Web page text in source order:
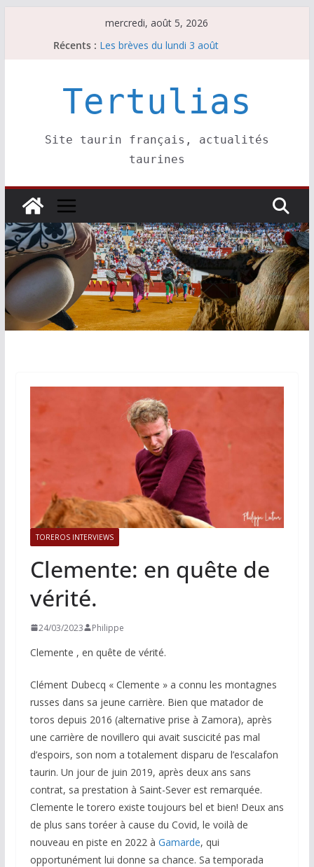
mercredi, août 5, 2026
Récents :
La Sokamuturra de Pasai Donibane
Les brèves du lundi 3 août
Les brèves du mardi 4 août
Tertulias
Site taurin français, actualités
taurines
TOREROS INTERVIEWS
Clemente: en quête de
vérité.
24/03/2023 Philippe
Clemente , en quête de vérité.
Clément Dubecq « Clemente » a connu les montagnes
russes dans sa jeune carrière. Bien que matador de
toros depuis 2016 (alternative prise à Zamora), après
une carrière de novillero qui avait suscicité pas mal
d’espoirs, son nom a totalement disparu de l’escalafon
taurin. Un jour de juin 2019, après deux ans sans
contrat, sa prestation à Saint-Sever est remarquée.
Clemente le torero existe toujours bel et bien! Deux ans
de plus sans toréer à cause du Covid, le voilà de
nouveau en piste en 2022 à Gamarde, qui
opportunément lui donne sa chance. Sa temporada